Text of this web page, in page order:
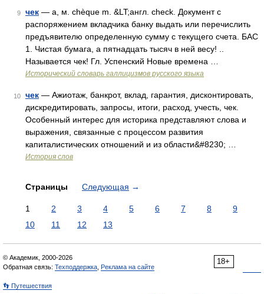
9 чек — а, м. chèque m. &LT;англ. check. Документ с
распоряжением вкладчика банку выдать или перечислить
предъявителю определенную сумму с текущего счета. БАС
1. Чистая бумага, а пятнадцать тысяч в ней весу! ..
Называется чек! Гл. Успенский Новые времена …
Исторический словарь галлицизмов русского языка
10 чек — Ажиотаж, банкрот, вклад, гарантия, дисконтировать,
дискредитировать, запросы, итоги, расход, учесть, чек.
Особенный интерес для историка представляют слова и
выражения, связанные с процессом развития
капиталистических отношений и из области&#8230; …
История слов
Страницы Следующая →
1 2 3 4 5 6 7 8
9
10
11 12 13
18+
© Академик, 2000-2026
Обратная связь: Техподдержка Реклама на сайте
👣 Путешествия